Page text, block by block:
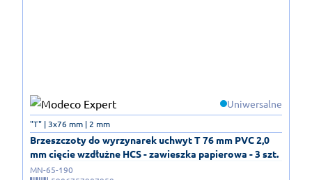
Uniwersalne
Brzeszczoty do wyrzynarek uchwyt T 76 mm PVC 2,0
mm cięcie wzdłużne HCS - zawieszka papierowa - 3 szt.
"T" | 3x76 mm | 2 mm
MN-65-190